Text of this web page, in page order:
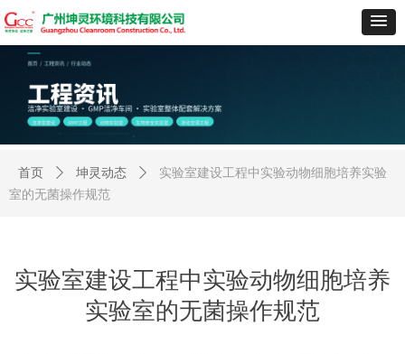
实验室建设工程中实验动物细胞培养
实验室的无菌操作规范
首页 ꄲ 坤灵动态 ꄲ
实验室建设工程中实验动物细胞培养实验
室的无菌操作规范